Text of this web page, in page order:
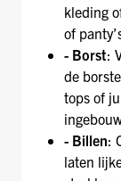
kleding
of
- Borst:
de
tops of
- Billen:
laten